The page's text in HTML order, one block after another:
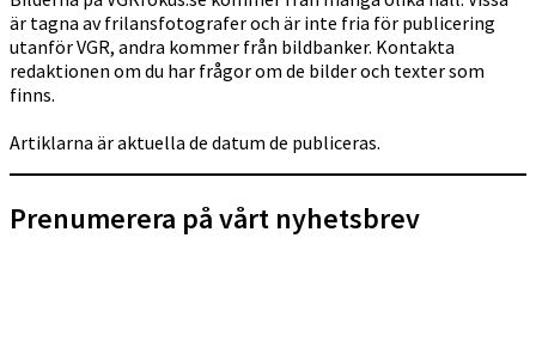
är tagna av frilansfotografer och är inte fria för publicering
utanför VGR, andra kommer från bildbanker. Kontakta
redaktionen om du har frågor om de bilder och texter som
finns.
Artiklarna är aktuella de datum de publiceras.
Prenumerera på vårt nyhetsbrev